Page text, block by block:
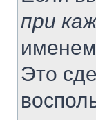
при
Это